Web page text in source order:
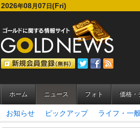
2026年08月 07 日 (Fri)
ホーム ニュース フォト 価格・
お知らせ ピックアップ ライフ・一